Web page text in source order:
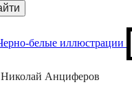
белые иллюстрации
Николай Анциферов